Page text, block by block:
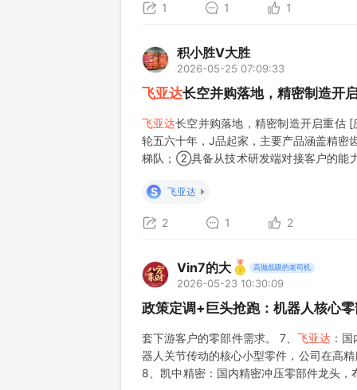
1 1 1
积小胜V大胜
2026-05-25 07:09:33
飞亚达长空并购落地，精密制造开
飞亚达长空并购落地，精密制造开启重估
轮五六十年，J品起家，主要产品涵盖精
梯队；②具备从技术研发端对接客户的
S
飞亚达
2 1 2
Vin7的大 高抛低吸的老司机
2026-05-23 10:30:09
政策定调+巨头抢跑：机器人核心
套下游客户的零部件需求。 7、 飞亚达 ：
器人关节传动的核心小型零件，公司在高
8、凯中精密：国内精密冲压零部件龙头